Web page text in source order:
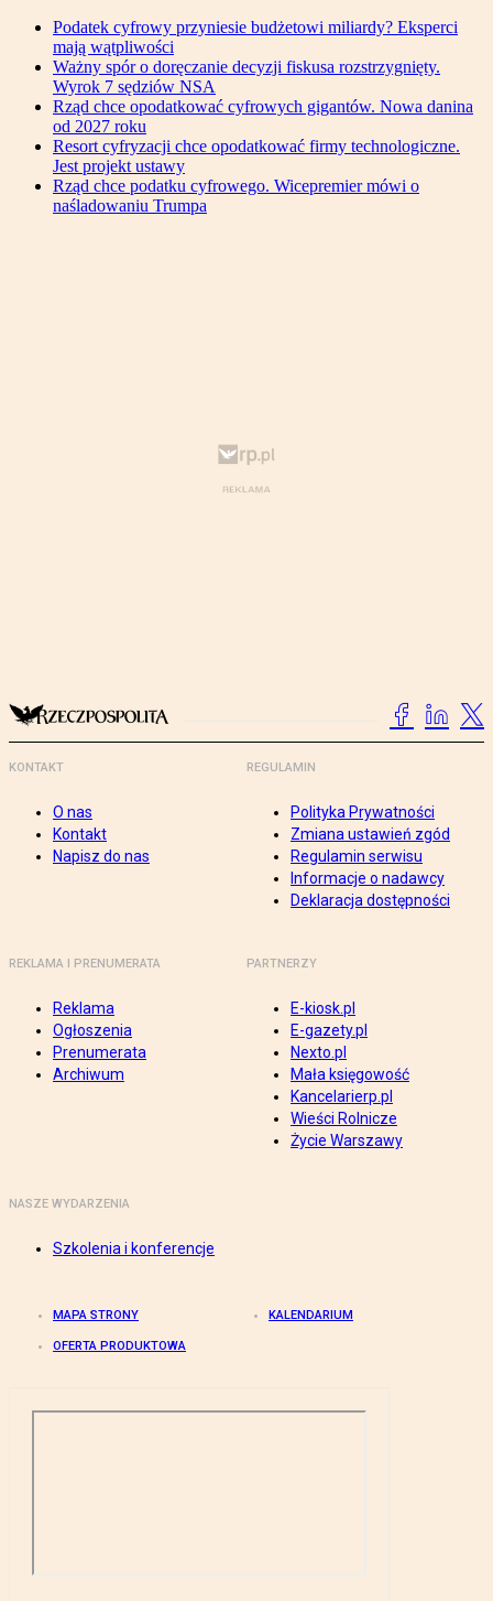
Podatek cyfrowy przyniesie budżetowi miliardy? Eksperci
mają wątpliwości
Ważny spór o doręczanie decyzji fiskusa rozstrzygnięty.
Wyrok 7 sędziów NSA
Rząd chce opodatkować cyfrowych gigantów. Nowa danina
od 2027 roku
Resort cyfryzacji chce opodatkować firmy technologiczne.
Jest projekt ustawy
Rząd chce podatku cyfrowego. Wicepremier mówi o
naśladowaniu Trumpa
KONTAKT
O nas
Kontakt
Napisz do nas
REGULAMIN
Polityka Prywatności
Zmiana ustawień zgód
Regulamin serwisu
Informacje o nadawcy
Deklaracja dostępności
REKLAMA I PRENUMERATA
Reklama
Ogłoszenia
Prenumerata
Archiwum
PARTNERZY
E-kiosk.pl
E-gazety.pl
Nexto.pl
Mała księgowość
Kancelarierp.pl
Wieści Rolnicze
Życie Warszawy
NASZE WYDARZENIA
Szkolenia i konferencje
MAPA STRONY KALENDARIUM
OFERTA PRODUKTOWA